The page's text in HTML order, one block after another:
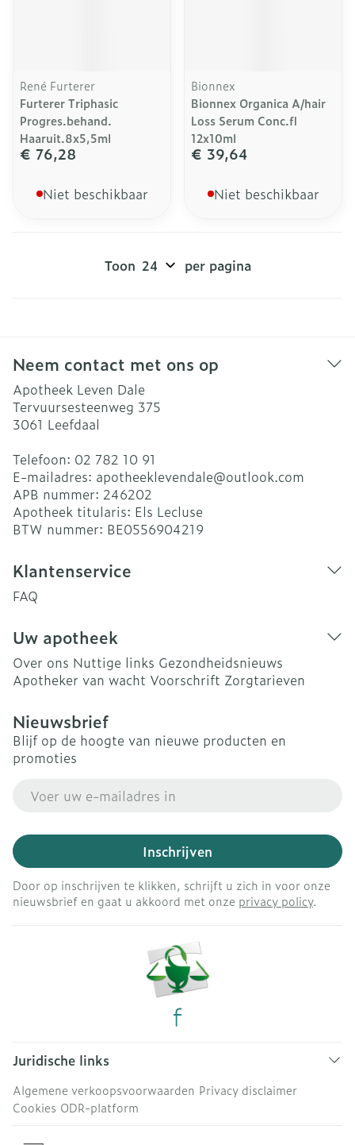
René Furterer
Furterer Triphasic
Progres.behand.
Haaruit.8x5,5ml
€ 76,28
Niet beschikbaar
Bionnex
Bionnex Organica A/hair
Loss Serum Conc.fl
12x10ml
€ 39,64
Niet beschikbaar
Toon per pagina
Neem contact met ons op
Apotheek Leven Dale
Tervuursesteenweg 375
3061 Leefdaal
Telefoon: 02 782 10 91
E-mailadres: apotheeklevendale@outlook.com
APB nummer: 246202
Apotheek titularis: Els Lecluse
BTW nummer: BE0556904219
Klantenservice
FAQ
Uw apotheek
Over ons Nuttige links Gezondheidsnieuws
Apotheker van wacht Voorschrift Zorgtarieven
Nieuwsbrief
Blijf op de hoogte van nieuwe producten en
promoties
Inschrijven
Door op inschrijven te klikken, schrijft u zich in voor onze
nieuwsbrief en gaat u akkoord met onze privacy policy.
Juridische links
Algemene verkoopsvoorwaarden Privacy disclaimer
Cookies ODR-platform